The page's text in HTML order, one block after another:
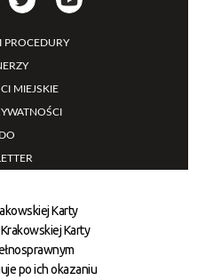
PROCEDURY
MIEJSKIE
Karty
Karty
po ich okazaniu